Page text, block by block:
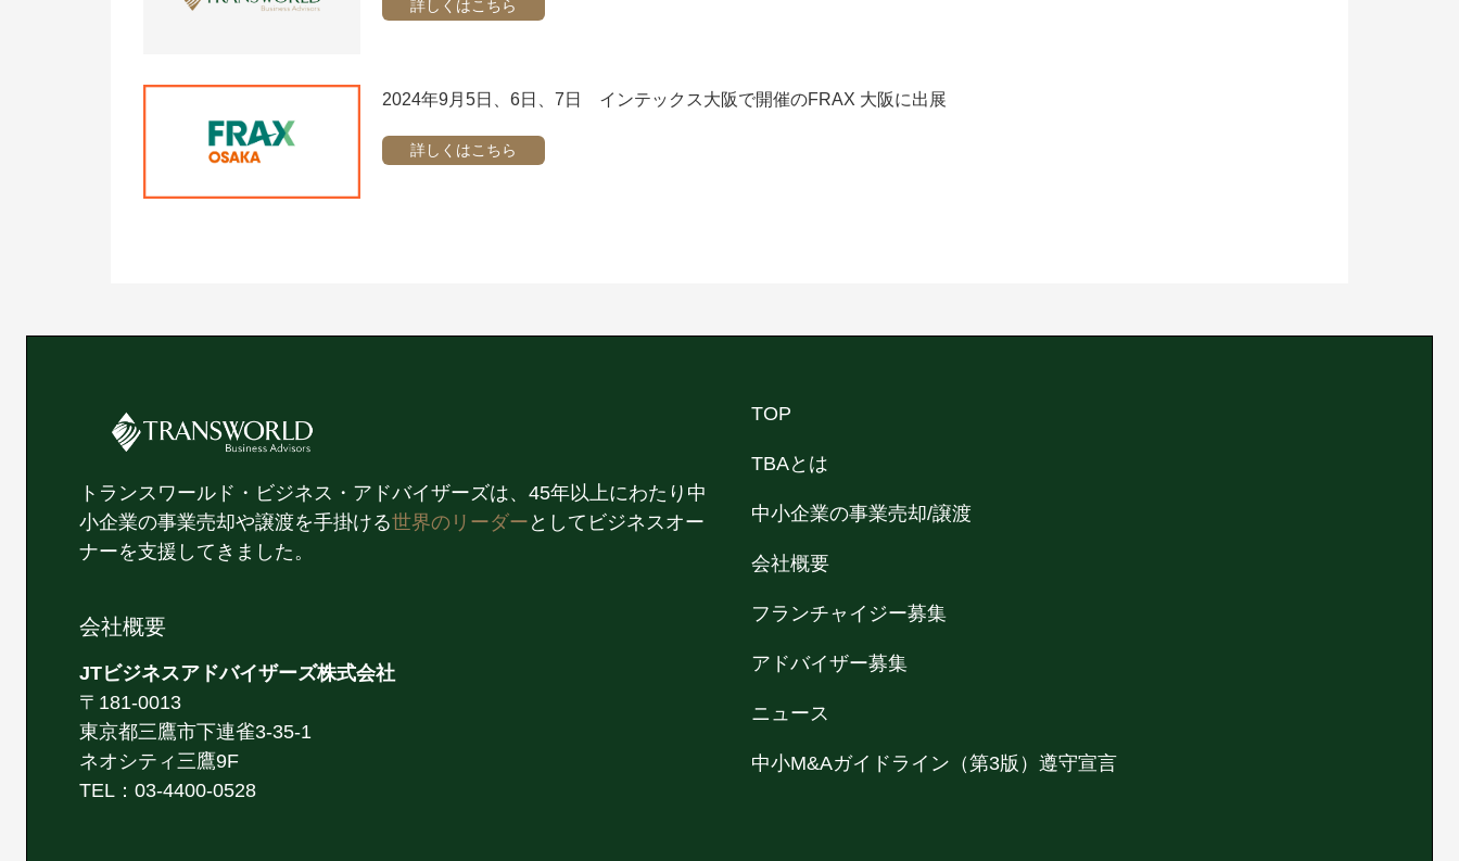
詳しくはこちら
2024年9月5日、6日、7日 インテックス大阪で開催のFRAX 大阪に出展
詳しくはこちら
トランスワールド・ビジネス・アドバイザーズは、45年以上にわたり中
小企業の事業売却や譲渡を手掛ける世界のリーダー としてビジネスオー
ナーを支援してきました。
会社概要
JTビジネスアドバイザーズ株式会社
〒181-0013
東京都三鷹市下連雀3-35-1
ネオシティ三鷹9F
TEL：03-4400-0528
TOP
TBAとは
中小企業の事業売却/譲渡
会社概要
フランチャイジー募集
アドバイザー募集
ニュース
中小M&Aガイドライン（第3版）遵守宣言